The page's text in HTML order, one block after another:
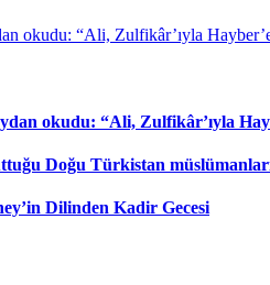
okudu: “Ali, Zulfikâr’ıyla
okudu: “Ali, Zulfikâr’ıyla
Doğu Türkistan
Dilinden Kadir Gecesi